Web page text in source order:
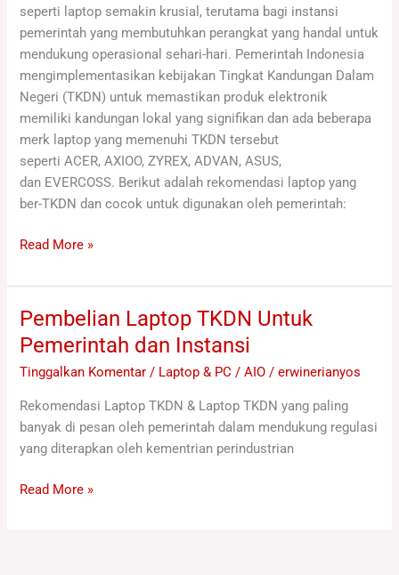
seperti laptop semakin krusial, terutama bagi instansi
pemerintah yang membutuhkan perangkat yang handal untuk
mendukung operasional sehari-hari. Pemerintah Indonesia
mengimplementasikan kebijakan Tingkat Kandungan Dalam
Negeri (TKDN) untuk memastikan produk elektronik
memiliki kandungan lokal yang signifikan dan ada beberapa
merk laptop yang memenuhi TKDN tersebut
seperti ACER, AXIOO, ZYREX, ADVAN, ASUS,
dan EVERCOSS. Berikut adalah rekomendasi laptop yang
ber-TKDN dan cocok untuk digunakan oleh pemerintah:
Read More »
Pembelian Laptop TKDN Untuk
Pemerintah dan Instansi
Tinggalkan Komentar / Laptop & PC / AIO /erwinerianyos
Rekomendasi Laptop TKDN & Laptop TKDN yang paling
banyak di pesan oleh pemerintah dalam mendukung regulasi
yang diterapkan oleh kementrian perindustrian
Pembelian
Laptop
Untuk
Pemerintah
dan
Instansi
Read More »